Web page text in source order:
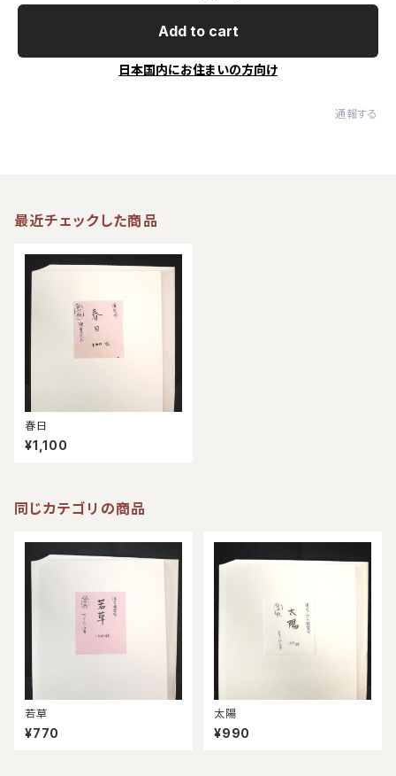
Add to cart
日本国内にお住まいの方向け
通報する
最近チェックした商品
春日
¥1,100
同じカテゴリの商品
若草
¥770
太陽
¥990